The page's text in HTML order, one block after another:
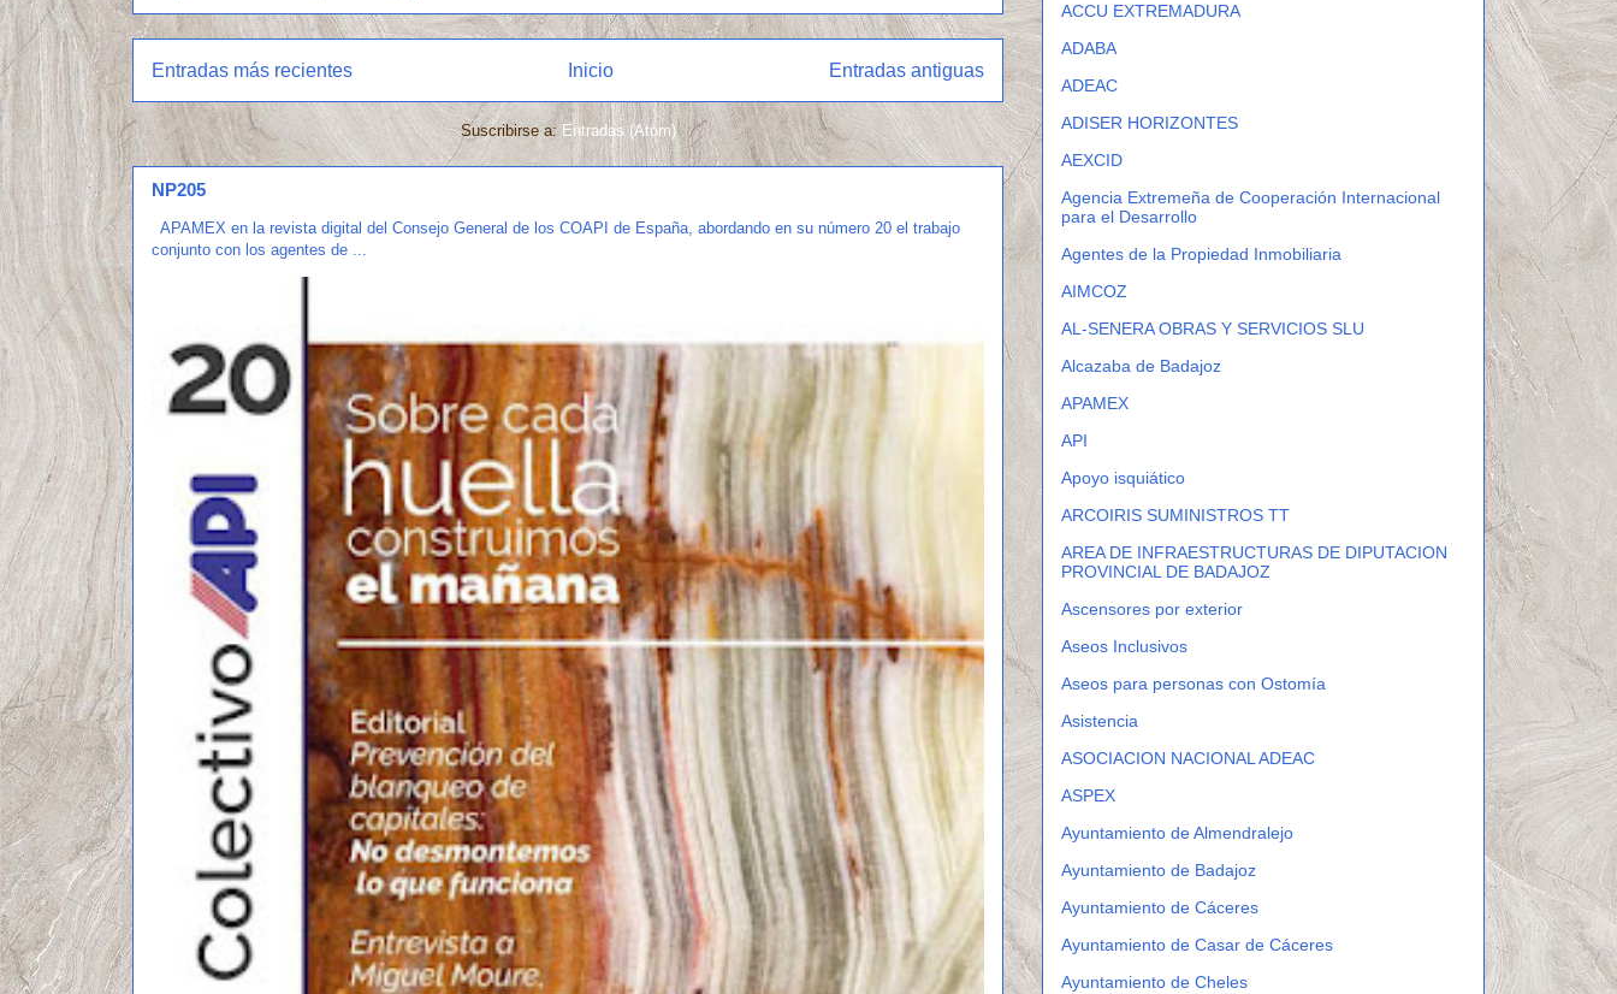
Entradas más recientes Entradas antiguas
Inicio
Suscribirse a: Entradas (Atom)
NP205
APAMEX en la revista digital del Consejo General de los COAPI de España, abordando en su número 20 el trabajo
conjunto con los agentes de ...
ACCU EXTREMADURA
ADABA
ADEAC
ADISER HORIZONTES
AEXCID
Agencia Extremeña de Cooperación Internacional
para el Desarrollo
Agentes de la Propiedad Inmobiliaria
AIMCOZ
AL-SENERA OBRAS Y SERVICIOS SLU
Alcazaba de Badajoz
APAMEX
API
Apoyo isquiático
ARCOIRIS SUMINISTROS TT
AREA DE INFRAESTRUCTURAS DE DIPUTACION
PROVINCIAL DE BADAJOZ
Ascensores por exterior
Aseos Inclusivos
Aseos para personas con Ostomía
Asistencia
ASOCIACION NACIONAL ADEAC
ASPEX
Ayuntamiento de Almendralejo
Ayuntamiento de Badajoz
Ayuntamiento de Cáceres
Ayuntamiento de Casar de Cáceres
Ayuntamiento de Cheles